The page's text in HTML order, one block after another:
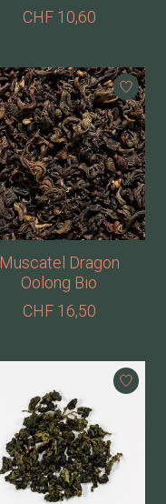
CHF 10,60
Muscatel Dragon
Oolong Bio
CHF 16,50